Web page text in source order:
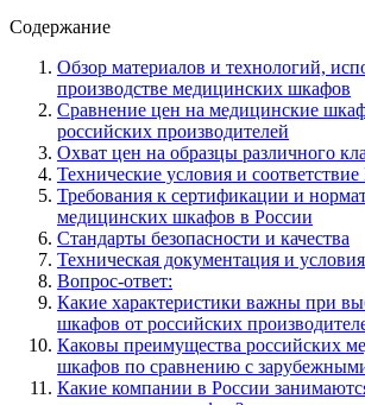
Содержание
Обзор материалов и технологий,
производстве медицинских шкафов
Сравнение цен на медицинские
российских производителей
Охват цен на образцы различного
Технические условия и
Требования к сертификации и
медицинских шкафов в России
Стандарты безопасности и качества
Техническая документация и
Вопрос-ответ:
Какие характеристики важны при
шкафов от российских
Каковы преимущества российских
шкафов по сравнению с
Какие компании в России